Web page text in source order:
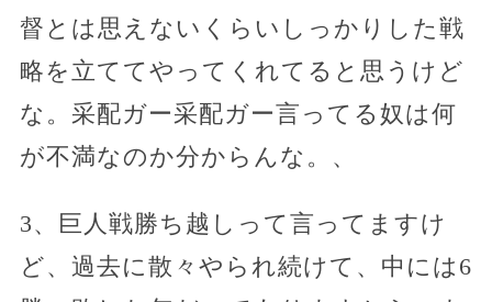
督とは思えないくらいしっかりした戦
略を立ててやってくれてると思うけど
な。采配ガー采配ガー言ってる奴は何
が不満なのか分からんな。、
3、巨人戦勝ち越しって言ってますけ
ど、過去に散々やられ続けて、中には6